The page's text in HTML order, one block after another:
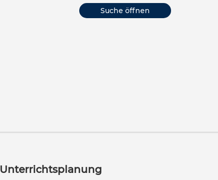
Suche öffnen
Unterrichtsplanung